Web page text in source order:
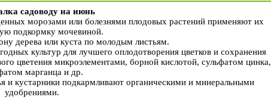
садоводу на июнь
морозами или болезнями плодовых растений применяют их
подкормку мочевиной.
дерева или куста по молодым листьям.
культур для лучшего оплодотворения цветков и сохранения
цветения микроэлементами, борной кислотой, сульфатом цинка,
марганца и др.
и кустарники подкармливают органическими и минеральными
удобрениями.